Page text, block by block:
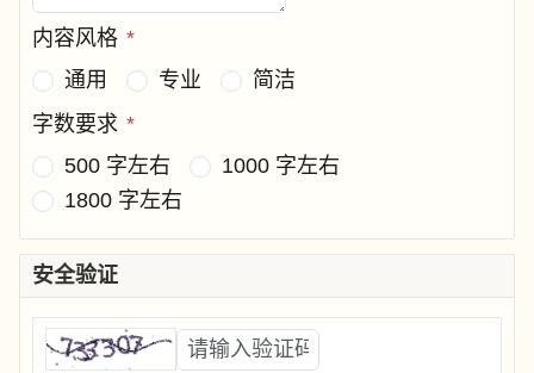
内容风格 *
通用
专业
简洁
字数要求 *
500 字左右
1000 字左右
1800 字左右
安全验证